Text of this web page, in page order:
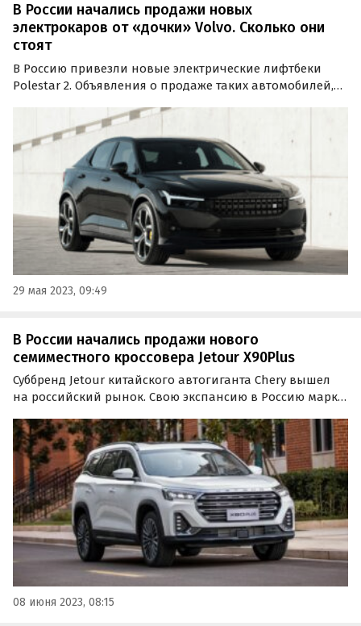
В России начались продажи новых
электрокаров от «дочки» Volvo. Сколько они
стоят
В Россию привезли новые электрические лифтбеки
Polestar 2. Объявления о продаже таких автомобилей,
«Где и что» обнаружил на одном из классифайдов.
29 мая 2023, 09:49
В России начались продажи нового
семиместного кроссовера Jetour X90Plus
Суббренд Jetour китайского автогиганта Chery вышел
на российский рынок. Свою экспансию в Россию марка
Plus, сообщают «Автоновости дня».
08 июня 2023, 08:15